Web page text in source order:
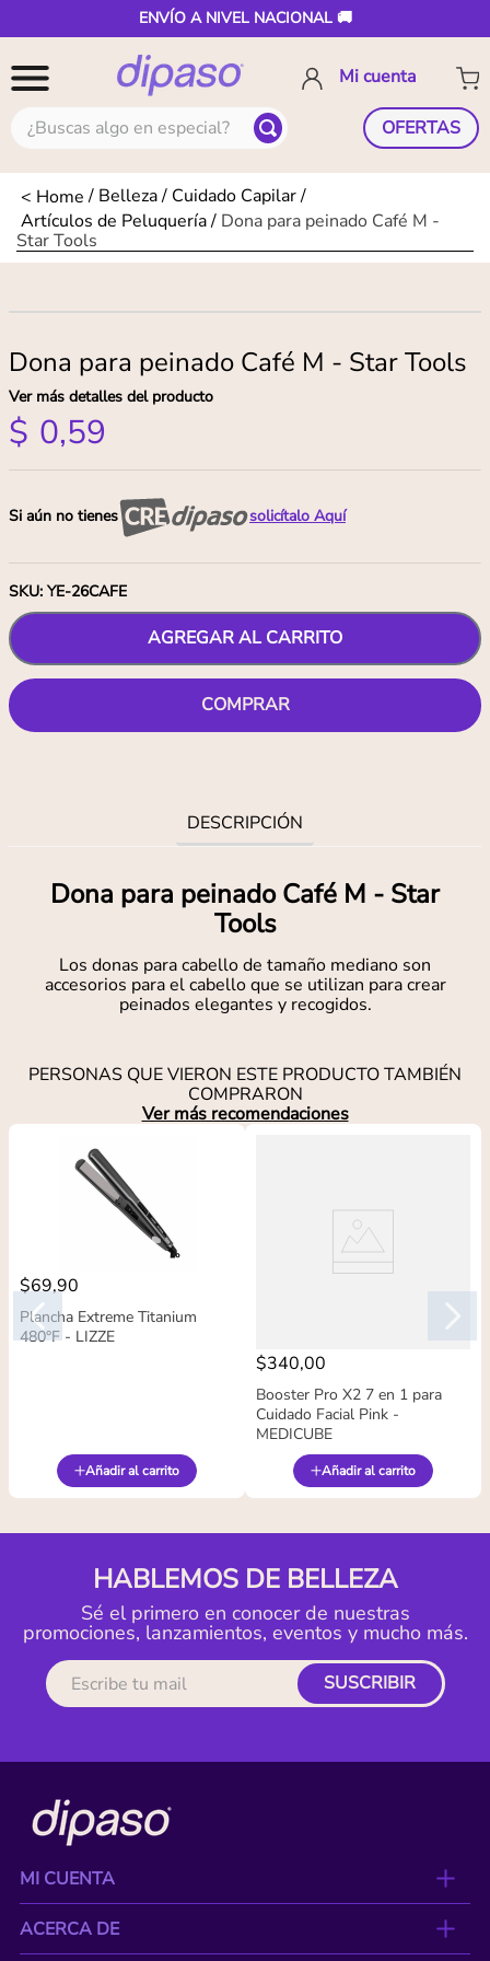
ENVÍO A NIVEL NACIONAL 🚚
¿Buscas algo en especial? OFERTAS
Belleza
Cuidado Capilar
Artículos de Peluquería
Dona para peinado Café M -
Star Tools
Dona para peinado Café M - Star Tools
Ver más detalles del producto
$ 0,59
Si aún no tienes solicítalo Aquí
SKU:YE-26CAFE
AGREGAR AL CARRITO
COMPRAR
DESCRIPCIÓN
Dona para peinado Café M - Star
Tools
Los donas para cabello de tamaño mediano son
accesorios para el cabello que se utilizan para crear
peinados elegantes y recogidos.
PERSONAS QUE VIERON ESTE PRODUCTO TAMBIÉN
COMPRARON
Ver más recomendaciones
$69,90
Plancha Extreme Titanium
480°F - LIZZE
Añadir al carrito
$340,00
Booster Pro X2 7 en 1 para
Cuidado Facial Pink -
MEDICUBE
Añadir al carrito
HABLEMOS DE BELLEZA
Sé el primero en conocer de nuestras
promociones, lanzamientos, eventos y mucho más.
SUSCRIBIR
MI CUENTA
ACERCA DE